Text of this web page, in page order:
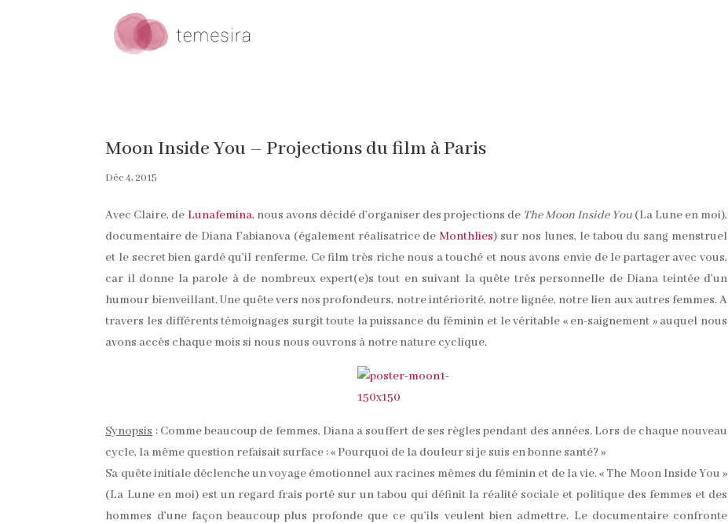
Moon Inside You – Projections du film à Paris
Déc 4, 2015
Avec Claire, de Lunafemina, nous avons décidé d’organiser des projections de TheMoon Inside You(La Lune en moi),
documentaire de Diana Fabianova (également réalisatrice de Monthlies) sur nos lunes, le tabou du sang menstruel
et le secret bien gardé qu’il renferme. Ce film très riche nous a touché et nous avons envie de le partager avec vous,
car il donne la parole à de nombreux expert(e)s tout en suivant la quête très personnelle de Diana teintée d’un
humour bienveillant. Une quête vers nos profondeurs, notre intériorité, notre lignée, notre lien aux autres femmes. A
travers les différents témoignages surgit toute la puissance du féminin et le véritable « en-saignement » auquel nous
avons accès chaque mois si nous nous ouvrons à notre nature cyclique.
Synopsis : Comme beaucoup de femmes, Diana a souffert de ses règles pendant des années. Lors de chaque nouveau
cycle, la même question refaisait surface : « Pourquoi de la douleur si je suis en bonne santé? »
Sa quête initiale déclenche un voyage émotionnel aux racines mêmes du féminin et de la vie. « The Moon Inside You »
(La Lune en moi) est un regard frais porté sur un tabou qui définit la réalité sociale et politique des femmes et des
hommes d’une façon beaucoup plus profonde que ce qu’ils veulent bien admettre. Le documentaire confronte